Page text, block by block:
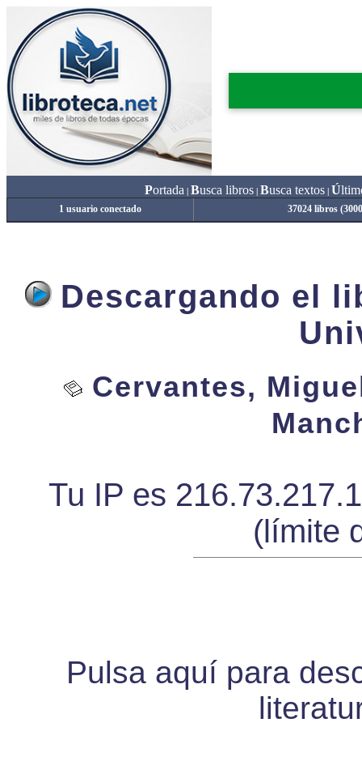
Portada Busca libros| Busca textos| Ú
1 usuario conectado 37024 libros
Descargando el
Cervantes,
Tu IP es
(límite
Pulsa aquí para